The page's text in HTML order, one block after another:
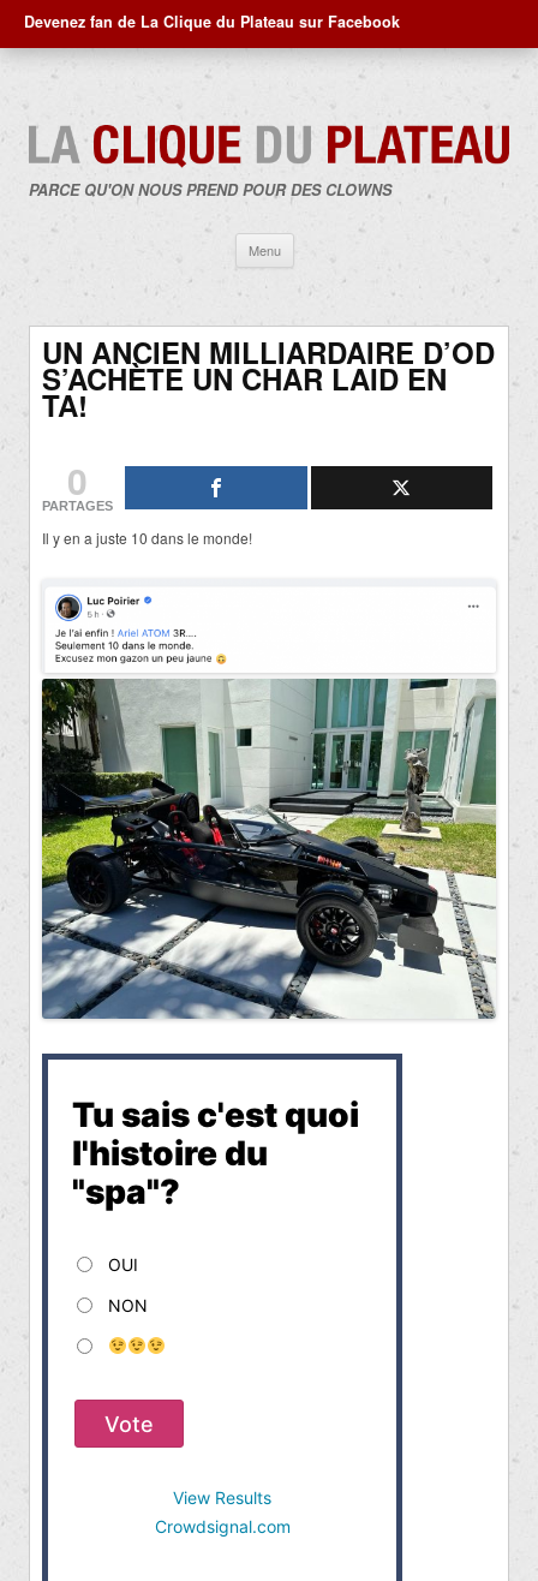
Devenez fan de La Clique du Plateau sur Facebook
PARCE QU'ON NOUS PREND POUR DES CLOWNS
Menu
contenu
UN ANCIEN MILLIARDAIRE D’OD
S’ACHÈTE UN CHAR LAID EN
TA!
0
PARTAGES
Il y en a juste 10 dans le monde!
Tu sais c'est quoi
l'histoire du
"spa"?
OUI
NON
Vote
View Results
Crowdsignal.com